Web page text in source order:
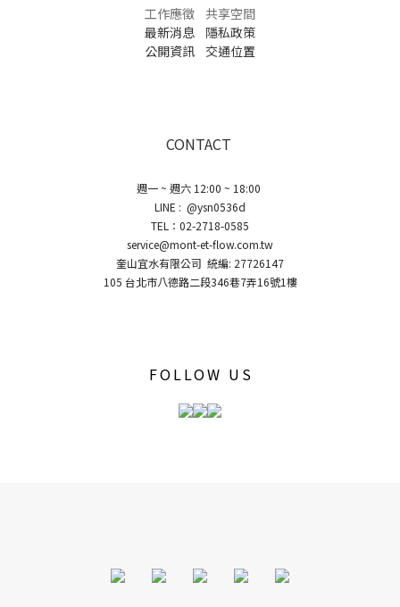
工作應徵 共享空間
最新消息
隱私政策
公開資訊
交通位置
CONTACT
週一 ~ 週六 12:00 ~ 18:00
LINE : @ysn0536d
TEL：02-2718-0585
service@mont-et-flow.com.tw
奎山宜水有限公司 統編: 27726147
105 台北市八德路二段346巷7弄16號1樓
FOLLOW US